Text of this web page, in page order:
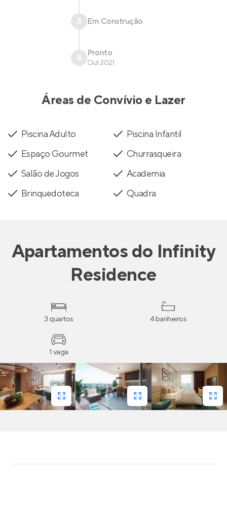
3 Em Construção
4 Pronto
Out 2021
Áreas de Convívio e Lazer
Piscina Adulto
Piscina Infantil
Espaço Gourmet
Churrasqueira
Salão de Jogos
Academia
Brinquedoteca
Quadra
Apartamentosdo Infinity
Residence
3 quartos 4 banheiros
1 vaga